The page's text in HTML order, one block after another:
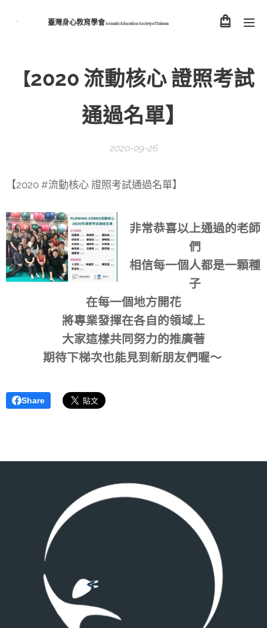
臺灣身心教育學會Somatic Education Society ofTaiwan
【2020 流動核心 證照考試
通過名單】
2020-09-26
【2020 #流動核心 證照考試通過名單】
非常恭喜以上通過的老師
們
相信每一個人都是一顆種
子
在每一個地方開花
將專業發揮在各自的領域上
大家這樣共同努力的推廣著
期待下梯次也能見到新朋友們喔～
Share